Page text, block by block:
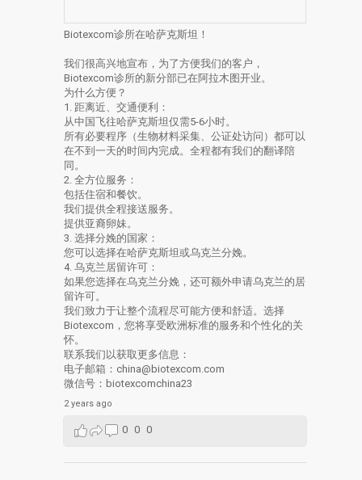
Biotexcom诊所在哈萨克斯坦！
我们很高兴地宣布，为了方便我们的客户，
Biotexcom诊所的新分部已在阿拉木图开业。
为什么方便？
1. 距离近、交通便利：
从中国飞往哈萨克斯坦仅需5-6小时。
所有必要程序（生物材料采集、公证处访问）都可以
在不到一天的时间内完成。全程都有我们的翻译陪
同。
2. 全方位服务：
包括住宿和餐饮。
我们提供全程接送服务。
提供亚裔卵妹。
3. 选择分娩的国家：
您可以选择在哈萨克斯坦或乌克兰分娩。
4. 乌克兰居留许可：
如果您选择在乌克兰分娩，还可额外申请乌克兰的居
留许可。
我们致力于让整个流程尽可能方便和舒适。选择
Biotexcom，您将享受欧洲标准的服务和个性化的关
怀。
联系我们以获取更多信息：
电子邮箱：china@biotexcom.com
微信号：biotexcomchina23
2 years ago
0 0 0